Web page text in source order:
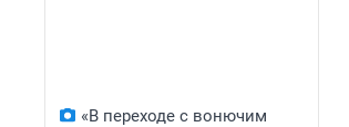
«В переходе с вонючим